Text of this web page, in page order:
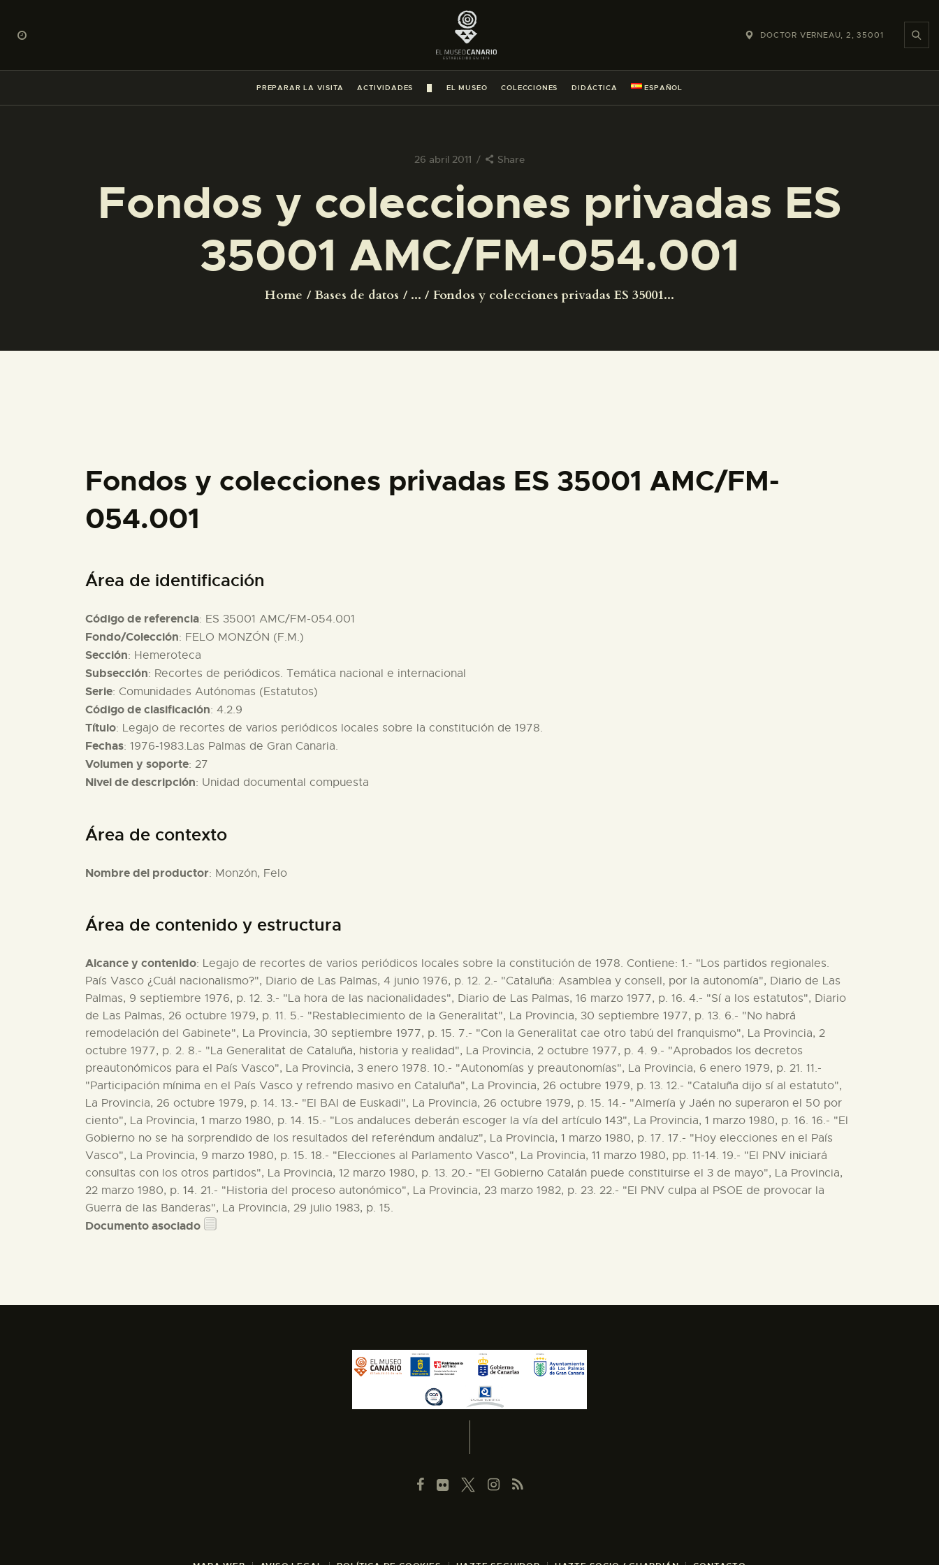
DOCTOR VERNEAU, 2, 35001
PREPARAR LA VISITA ACTIVIDADES EL MUSEO COLECCIONES DIDÁCTICA ESPAÑOL
26 abril 2011 Share
Fondos y colecciones privadas ES
35001 AMC/FM-054.001
Home Bases de datos ... Fondos y colecciones privadas ES 35001...
PREPARAR LA VISITA
ACTIVIDADES
█
COLECCIONES
DIDÁCTICA
ESPAÑOL
Fondos y colecciones privadas ES 35001 AMC/FM-
054.001
Área de identificación
Código de referencia: ES 35001 AMC/FM-054.001
Fondo/Colección: FELO MONZÓN (F.M.)
Sección: Hemeroteca
Subsección: Recortes de periódicos. Temática nacional e internacional
Serie: Comunidades Autónomas (Estatutos)
Código de clasificación: 4.2.9
Título: Legajo de recortes de varios periódicos locales sobre la constitución de 1978.
Fechas: 1976-1983.Las Palmas de Gran Canaria.
Volumen y soporte: 27
Nivel de descripción: Unidad documental compuesta
Área de contexto
Nombre del productor: Monzón, Felo
Área de contenido y estructura
Alcance y contenido: Legajo de recortes de varios periódicos locales sobre la constitución de 1978. Contiene: 1.- "Los partidos regionales.
País Vasco ¿Cuál nacionalismo?", Diario de Las Palmas, 4 junio 1976, p. 12. 2.- "Cataluña: Asamblea y consell, por la autonomía", Diario de Las
Palmas, 9 septiembre 1976, p. 12. 3.- "La hora de las nacionalidades", Diario de Las Palmas, 16 marzo 1977, p. 16. 4.- "Sí a los estatutos", Diario
de Las Palmas, 26 octubre 1979, p. 11. 5.- "Restablecimiento de la Generalitat", La Provincia, 30 septiembre 1977, p. 13. 6.- "No habrá
remodelación del Gabinete", La Provincia, 30 septiembre 1977, p. 15. 7.- "Con la Generalitat cae otro tabú del franquismo", La Provincia, 2
octubre 1977, p. 2. 8.- "La Generalitat de Cataluña, historia y realidad", La Provincia, 2 octubre 1977, p. 4. 9.- "Aprobados los decretos
preautonómicos para el País Vasco", La Provincia, 3 enero 1978. 10.- "Autonomías y preautonomías", La Provincia, 6 enero 1979, p. 21. 11.-
"Participación mínima en el País Vasco y refrendo masivo en Cataluña", La Provincia, 26 octubre 1979, p. 13. 12.- "Cataluña dijo sí al estatuto",
La Provincia, 26 octubre 1979, p. 14. 13.- "El BAI de Euskadi", La Provincia, 26 octubre 1979, p. 15. 14.- "Almería y Jaén no superaron el 50 por
ciento", La Provincia, 1 marzo 1980, p. 14. 15.- "Los andaluces deberán escoger la vía del artículo 143", La Provincia, 1 marzo 1980, p. 16. 16.- "El
Gobierno no se ha sorprendido de los resultados del referéndum andaluz", La Provincia, 1 marzo 1980, p. 17. 17.- "Hoy elecciones en el País
Vasco", La Provincia, 9 marzo 1980, p. 15. 18.- "Elecciones al Parlamento Vasco", La Provincia, 11 marzo 1980, pp. 11-14. 19.- "El PNV iniciará
consultas con los otros partidos", La Provincia, 12 marzo 1980, p. 13. 20.- "El Gobierno Catalán puede constituirse el 3 de mayo", La Provincia,
22 marzo 1980, p. 14. 21.- "Historia del proceso autonómico", La Provincia, 23 marzo 1982, p. 23. 22.- "El PNV culpa al PSOE de provocar la
Guerra de las Banderas", La Provincia, 29 julio 1983, p. 15.
Documento asociado